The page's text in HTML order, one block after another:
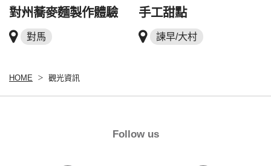
對州蕎麥麵製作體驗
對馬
手工甜點
諫早/大村
HOME 觀光資訊
Follow us